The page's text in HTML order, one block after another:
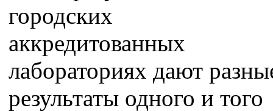
городских
аккредитованных
лабораториях дают
результаты одного и того